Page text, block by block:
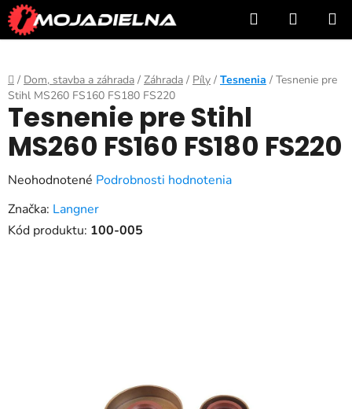
Prejsť
na
obsah
Hľadať
KOŠÍK
Domov
/ Dom, stavba a záhrada / Záhrada / Píly / Tesnenia / Tesnenie pre
Stihl MS260 FS160 FS180 FS220
Tesnenie pre Stihl
MS260 FS160 FS180 FS220
Priemerné
hodnotenie
produktu
Neohodnotené Podrobnosti hodnotenia
Značka: Langner
Kód produktu: 100-005